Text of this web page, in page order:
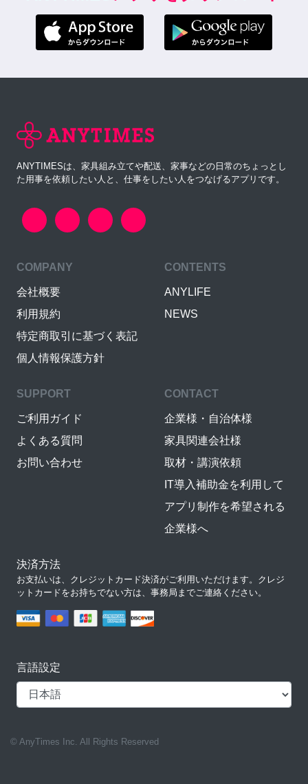
ANYTIMESは、家具組み立てや配送、家事などの日常のちょっとし
た用事を依頼したい人と、仕事をしたい人をつなげるアプリです。
COMPANY
会社概要
利用規約
特定商取引に基づく表記
個人情報保護方針
CONTENTS
ANYLIFE
NEWS
SUPPORT
ご利用ガイド
よくある質問
お問い合わせ
CONTACT
企業様・自治体様
家具関連会社様
取材・講演依頼
IT導入補助金を利用して
アプリ制作を希望される
企業様へ
決済方法
お支払いは、クレジットカード決済がご利用いただけます。クレジ
ットカードをお持ちでない方は、事務局までご連絡ください。
言語設定
© AnyTimes Inc. All Rights Reserved